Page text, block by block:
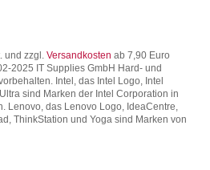
und zzgl. Versandkosten ab 7,90 Euro
2025 IT Supplies GmbH Hard- und
Intel, das Intel Logo, Intel
sind Marken der Intel Corporation in
Lenovo, das Lenovo Logo, IdeaCentre,
ThinkStation und Yoga sind Marken von